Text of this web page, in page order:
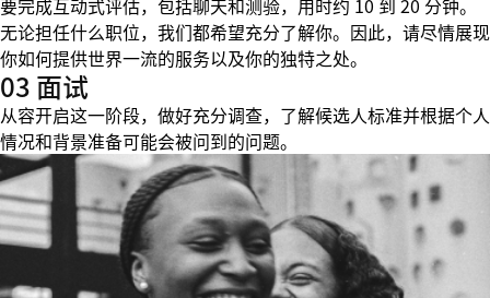
要完成互动式评估，包括聊天和测验，用时约 10 到 20 分钟。
无论担任什么职位，我们都希望充分了解你。因此，请尽情展现
你如何提供世界一流的服务以及你的独特之处。
03 面试
从容开启这一阶段，做好充分调查，了解候选人标准并根据个人
情况和背景准备可能会被问到的问题。